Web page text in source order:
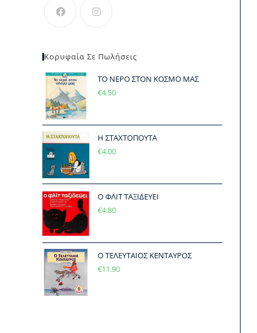
Κορυφαία Σε Πωλήσεις
ΤΟ ΝΕΡΟ ΣΤΟΝ ΚΟΣΜΟ ΜΑΣ
€4.50
Η ΣΤΑΧΤΟΠΟΥΤΑ
€4.00
Ο ΦΛΙΤ ΤΑΞΙΔΕΥΕΙ
€4.80
Ο ΤΕΛΕΥΤΑΙΟΣ ΚΕΝΤΑΥΡΟΣ
€11.90